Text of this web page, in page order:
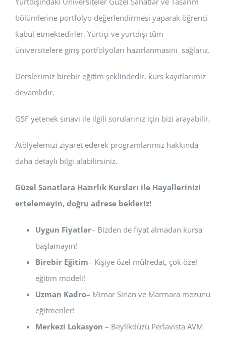
bölümlerine portfolyo değerlendirmesi yaparak öğrenci
kabul etmektedirler. Yurtiçi ve yurtdışı tüm
üniversitelere giriş portfolyoları hazırlanmasını sağlarız.
Derslerimiz birebir eğitim şeklindedir, kurs kayıtlarımız
devamlıdır.
GSF yetenek sınavı ile ilgili sorularınız için bizi arayabilir,
Atölyelemizi ziyaret ederek programlarımız hakkında
daha detaylı bilgi alabilirsiniz.
Güzel Sanatlara Hazırlık Kursları ile Hayallerinizi
ertelemeyin, doğru adrese bekleriz!
Uygun Fiyatlar– Bizden de fiyat almadan kursa
başlamayın!
Birebir Eğitim– Kişiye özel müfredat, çok özel
eğitim modeli!
Uzman Kadro– Mimar Sinan ve Marmara mezunu
eğitmenler!
Merkezi Lokasyon – Beylikdüzü Perlavista AVM